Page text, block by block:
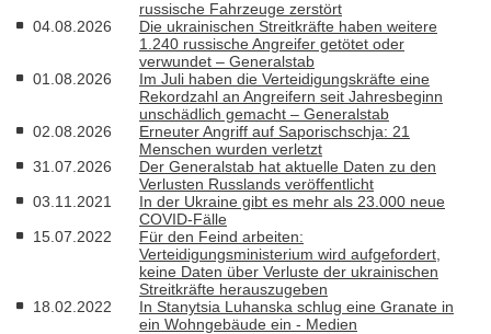
russische Fahrzeuge zerstört
04.08.2026
Die ukrainischen Streitkräfte haben weitere
1.240 russische Angreifer getötet oder
verwundet – Generalstab
01.08.2026
Im Juli haben die Verteidigungskräfte eine
Rekordzahl an Angreifern seit Jahresbeginn
unschädlich gemacht – Generalstab
02.08.2026
Erneuter Angriff auf Saporischschja: 21
Menschen wurden verletzt
31.07.2026
Der Generalstab hat aktuelle Daten zu den
Verlusten Russlands veröffentlicht
03.11.2021
In der Ukraine gibt es mehr als 23.000 neue
COVID-Fälle
15.07.2022
Für den Feind arbeiten:
Verteidigungsministerium wird aufgefordert,
keine Daten über Verluste der ukrainischen
Streitkräfte herauszugeben
18.02.2022
In Stanytsia Luhanska schlug eine Granate in
ein Wohngebäude ein - Medien